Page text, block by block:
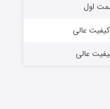
اول
عالی
عالی